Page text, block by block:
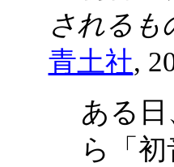
されるも
青土社,
ある
ら「